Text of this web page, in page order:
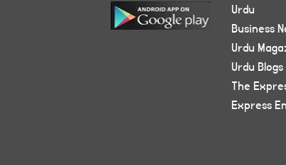
Urdu
Business
Urdu
Urdu Blogs
The
Express